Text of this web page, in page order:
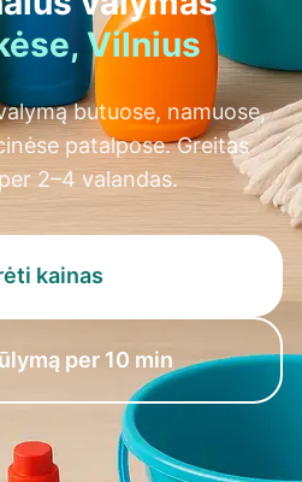
Vilnius
butuose, namuose,
patalpose. Greitas
2–4 valandas.
kainas
per 10 min